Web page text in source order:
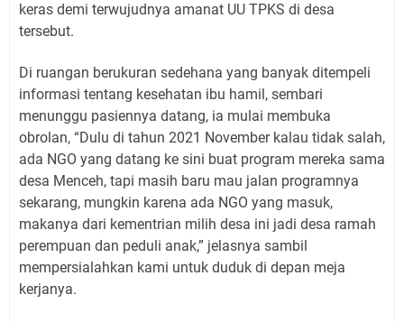
keras demi terwujudnya amanat UU TPKS di desa
tersebut.
Di ruangan berukuran sedehana yang banyak ditempeli
informasi tentang kesehatan ibu hamil, sembari
menunggu pasiennya datang, ia mulai membuka
obrolan, “Dulu di tahun 2021 November kalau tidak salah,
ada NGO yang datang ke sini buat program mereka sama
desa Menceh, tapi masih baru mau jalan programnya
sekarang, mungkin karena ada NGO yang masuk,
makanya dari kementrian milih desa ini jadi desa ramah
perempuan dan peduli anak,” jelasnya sambil
mempersialahkan kami untuk duduk di depan meja
kerjanya.